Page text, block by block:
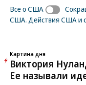
Все о США
США. Действия США и
Картина дня
Виктория
Ее называли